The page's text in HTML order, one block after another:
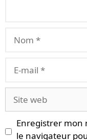
mail
web
Enregistrer mon
le navigateur